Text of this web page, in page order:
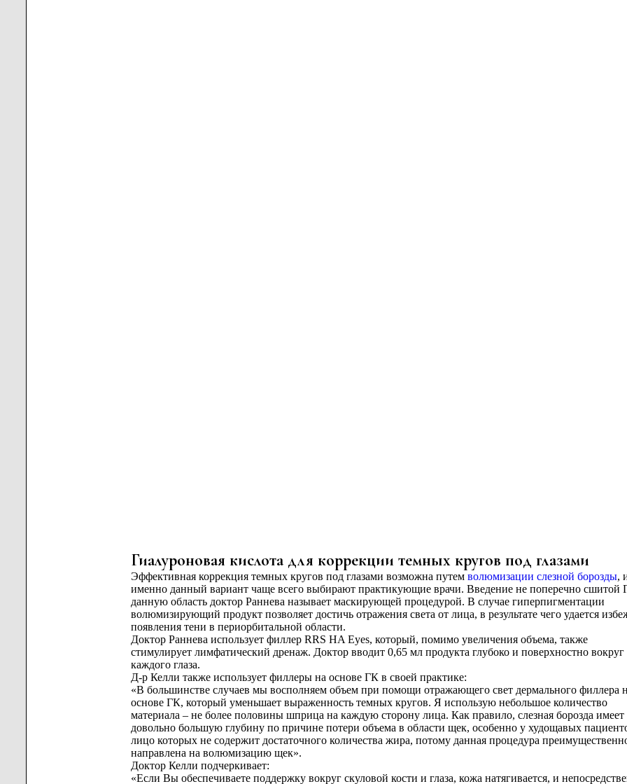
Гиалуроновая кислота для коррекции темных кругов под глазами
Эффективная коррекция темных кругов под глазами возможна путем волюмизации слезной борозды,
именно данный вариант чаще всего выбирают практикующие врачи. Введение не поперечно сшитой
данную область доктор Раннева называет маскирующей процедурой. В случае гиперпигментации
волюмизирующий продукт позволяет достичь отражения света от лица, в результате чего удается
появления тени в периорбитальной области.
Доктор Раннева использует филлер RRS HA Eyes, который, помимо увеличения объема, также
стимулирует лимфатический дренаж. Доктор вводит 0,65 мл продукта глубоко и поверхностно вокруг
каждого глаза.
Д-р Келли также использует филлеры на основе ГК в своей практике:
«В большинстве случаев мы восполняем объем при помощи отражающего свет дермального филлера
основе ГК, который уменьшает выраженность темных кругов. Я использую небольшое количество
материала – не более половины шприца на каждую сторону лица. Как правило, слезная борозда имеет
довольно большую глубину по причине потери объема в области щек, особенно у худощавых
лицо которых не содержит достаточного количества жира, потому данная процедура
направлена на волюмизацию щек».
Доктор Келли подчеркивает:
«Если Вы обеспечиваете поддержку вокруг скуловой кости и глаза, кожа натягивается, и